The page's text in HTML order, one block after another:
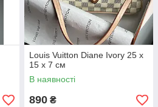
Louis Vuitton Diane Ivory 25 x
15 x 7 см
В наявності
890 ₴